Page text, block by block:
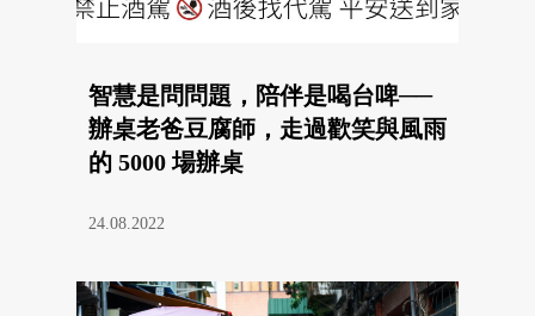
智慧是問問題，陪伴是喝台啤──
辦桌老爸豆腐師，走過歡笑與風雨
的 5000 場辦桌
24.08.2022